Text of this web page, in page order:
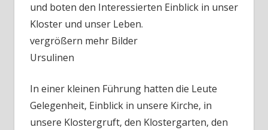
und boten den Interessierten Einblick in unser
Kloster und unser Leben.
vergrößern mehr Bilder
Ursulinen
In einer kleinen Führung hatten die Leute
Gelegenheit, Einblick in unsere Kirche, in
unsere Klostergruft, den Klostergarten, den